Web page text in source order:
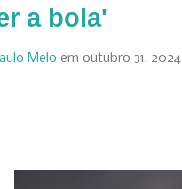
a bola'
Melo em outubro 31, 2024